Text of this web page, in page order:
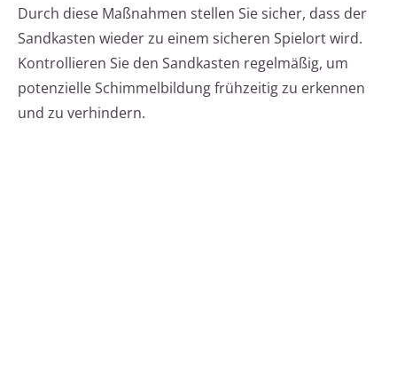
Durch diese Maßnahmen stellen Sie sicher, dass der
Sandkasten wieder zu einem sicheren Spielort wird.
Kontrollieren Sie den Sandkasten regelmäßig, um
potenzielle Schimmelbildung frühzeitig zu erkennen
und zu verhindern.